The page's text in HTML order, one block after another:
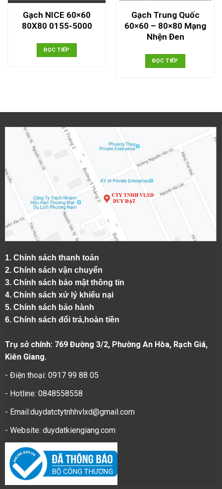
Gạch NICE 60×60
80X80 0155-5000
ĐỌC TIẾP
Gạch Trung Quốc
60×60 – 80×80 Mạng
Nhện Đen
ĐỌC TIẾP
1. Chính sách thanh toán
2. Chính sách vận chuyển
3. Chính sách bảo mật thông tin
4. Chính sách xử lý khiếu nại
5. Chính sách bảo hành
6. Chính sách đổi trả,hoàn tiền
Trụ sở chính: 769 Đường 3/2, Phường An Hòa, Rạch Giá,
Kiên Giang.
- Điện thoại: 0917 99 88 05
- Hotline: 0848558558
- Email:duydatctytnhhvlxd@gmail.com
- Website: duydatkiengiang.com